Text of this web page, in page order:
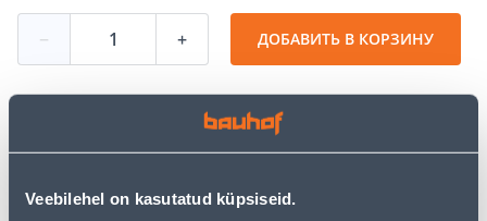
Veebilehel on kasutatud küpsiseid.
− + ДОБАВИТЬ В КОРЗИНУ
Посмотреть наличие